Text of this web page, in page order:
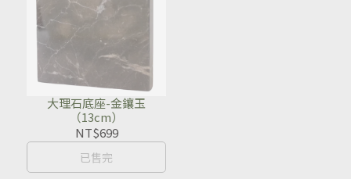
大理石底座-金鑲玉
（13cm）
NT$699
已售完